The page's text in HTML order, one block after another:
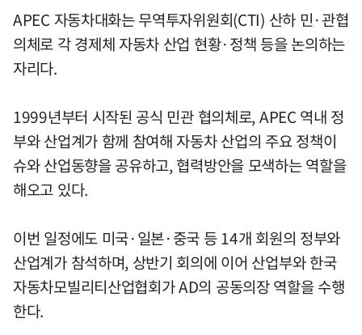
APEC 자동차대화는 무역투자위원회(CTI) 산하 민·관협
의체로 각 경제체 자동차 산업 현황·정책 등을 논의하는
자리다.
1999년부터 시작된 공식 민관 협의체로, APEC 역내 정
부와 산업계가 함께 참여해 자동차 산업의 주요 정책이
슈와 산업동향을 공유하고, 협력방안을 모색하는 역할을
해오고 있다.
이번 일정에도 미국·일본·중국 등 14개 회원의 정부와
산업계가 참석하며, 상반기 회의에 이어 산업부와 한국
자동차모빌리티산업협회가 AD의 공동의장 역할을 수행
한다.